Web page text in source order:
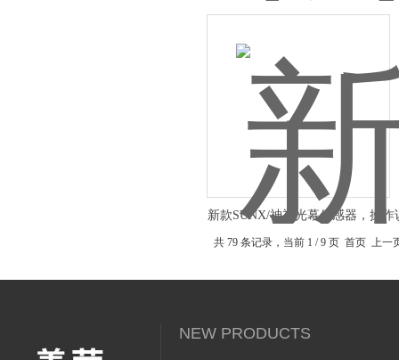
新款SUNX/神视光幕传感器，操
共 79 条记录，当前 1 / 9 页 首页 上
NEW PRODUCTS